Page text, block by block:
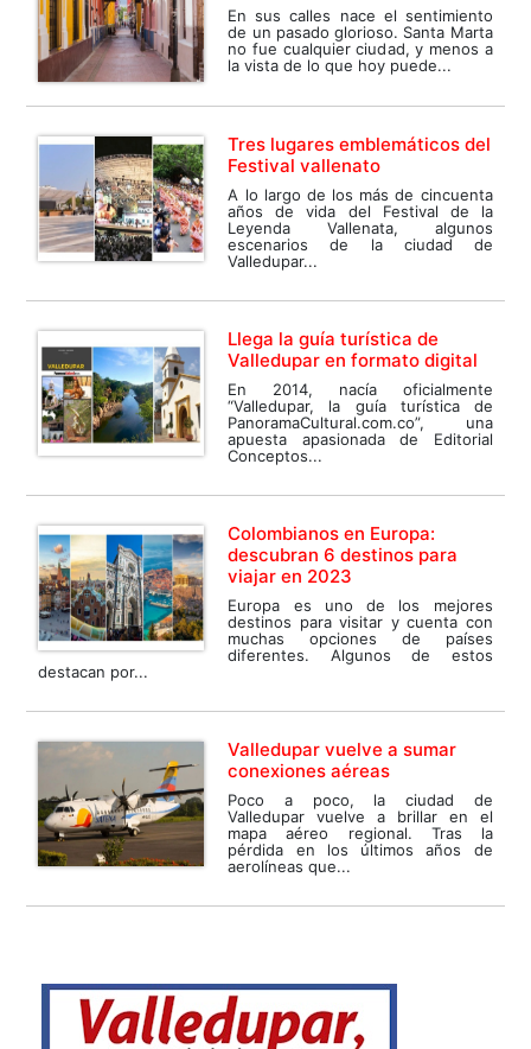
En sus calles nace el sentimiento
de un pasado glorioso. Santa Marta
no fue cualquier ciudad, y menos a
la vista de lo que hoy puede...
Tres lugares emblemáticos del
Festival vallenato
A lo largo de los más de cincuenta
años de vida del Festival de la
Leyenda Vallenata, algunos
escenarios de la ciudad de
Valledupar...
Llega la guía turística de
Valledupar en formato digital
En 2014, nacía oficialmente
“Valledupar, la guía turística de
PanoramaCultural.com.co”, una
apuesta apasionada de Editorial
Conceptos...
Colombianos en Europa:
descubran 6 destinos para
viajar en 2023
Europa es uno de los mejores
destinos para visitar y cuenta con
muchas opciones de países
diferentes. Algunos de estos
destacan por...
Valledupar vuelve a sumar
conexiones aéreas
Poco a poco, la ciudad de
Valledupar vuelve a brillar en el
mapa aéreo regional. Tras la
pérdida en los últimos años de
aerolíneas que...